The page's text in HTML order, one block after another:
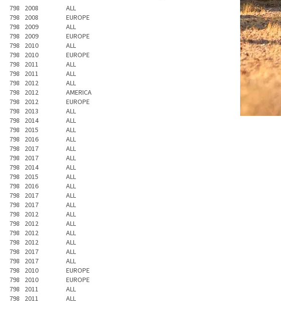
798 2008
ALL
798 2008
EUROPE
798 2009
ALL
798 2009
EUROPE
798 2010
ALL
798 2010
EUROPE
798 2011
ALL
798 2011
ALL
798 2012
ALL
798 2012
AMERICA
798 2012
EUROPE
798 2013
ALL
798 2014
ALL
798 2015
ALL
798 2016
ALL
798 2017
ALL
798 2017
ALL
798 2014
ALL
798 2015
ALL
798 2016
ALL
798 2017
ALL
798 2017
ALL
798 2012
ALL
798 2012
ALL
798 2012
ALL
798 2012
ALL
798 2017
ALL
798 2017
ALL
798 2010
EUROPE
798 2010
EUROPE
798 2011
ALL
798 2011 ALL